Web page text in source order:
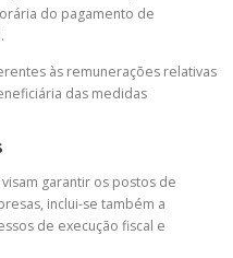
do pagamento de
às remunerações relativas
das medidas
garantir os postos de
inclui-se também a
de execução fiscal e